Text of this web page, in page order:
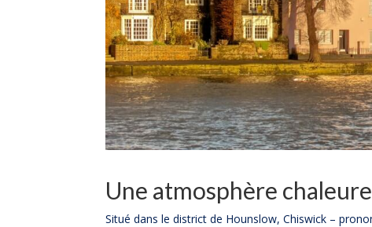
Une atmosphère
Situé dans le district de Hounslow, Chiswick –